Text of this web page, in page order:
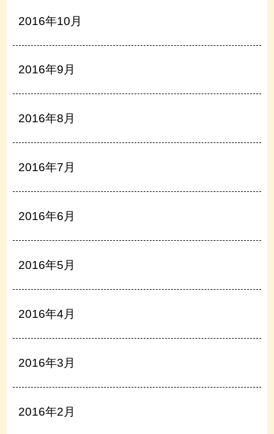
2016年10月
2016年9月
2016年8月
2016年7月
2016年6月
2016年5月
2016年4月
2016年3月
2016年2月